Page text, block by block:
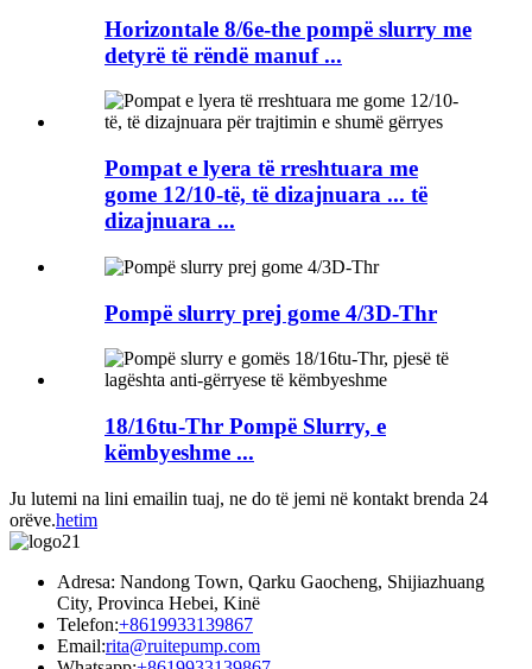
Horizontale 8/6e-the pompë slurry me
detyrë të rëndë manuf ...
Pompat e lyera të rreshtuara me
gome 12/10-të, të dizajnuara ... të
dizajnuara ...
Pompë slurry prej gome 4/3D-Thr
18/16tu-Thr Pompë Slurry, e
këmbyeshme ...
Ju lutemi na lini emailin tuaj, ne do të jemi në kontakt brenda 24
orëve.hetim
Adresa: Nandong Town, Qarku Gaocheng, Shijiazhuang
City, Provinca Hebei, Kinë
Telefon:+8619933139867
Email:rita@ruitepump.com